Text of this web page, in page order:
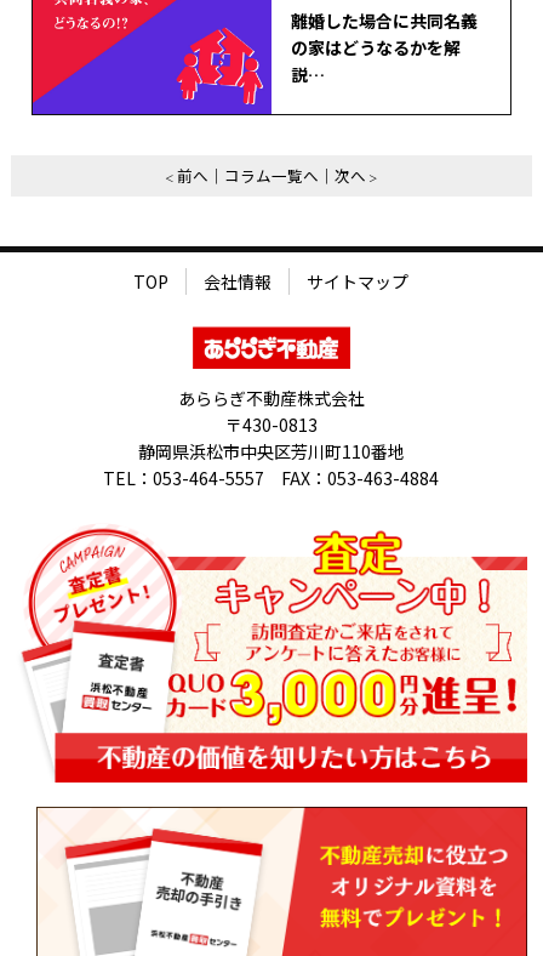
離婚した場合に共同名義
の家はどうなるかを解
説…
前へ コラム一覧へ 次へ
TOP 会社情報 サイトマップ
あららぎ不動産株式会社
〒430-0813
静岡県浜松市中央区芳川町110番地
TEL：053-464-5557 FAX：053-463-4884